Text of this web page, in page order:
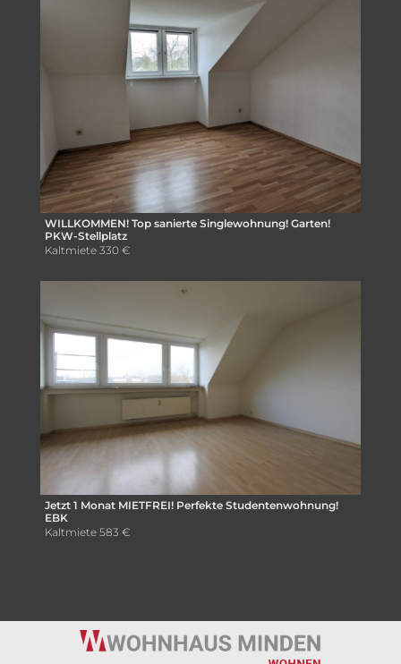
WILLKOMMEN! Top sanierte Singlewohnung! Garten!
PKW-Stellplatz
Kaltmiete 330 €
Jetzt 1 Monat MIETFREI! Perfekte Studentenwohnung!
EBK
Kaltmiete 583 €